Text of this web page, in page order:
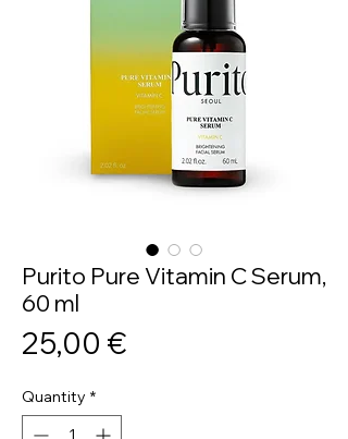
Purito Pure Vitamin C Serum,
60 ml
25,00 €Price
Quantity *